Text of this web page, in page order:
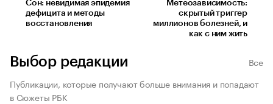
Сон: невидимая эпидемия
дефицита и методы
восстановления
Метеозависимость:
скрытый триггер
миллионов болезней, и
как с ним жить
Выбор редакции
Все
Публикации, которые получают больше внимания и попадают
в Сюжеты РБК